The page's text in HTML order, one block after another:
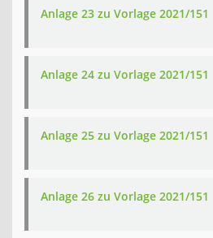
Anlage 23 zu Vorlage 2021/151
Anlage 24 zu Vorlage 2021/151
Anlage 25 zu Vorlage 2021/151
Anlage 26 zu Vorlage 2021/151